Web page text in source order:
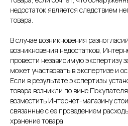
недостаток является следствием
товара.
В случае возникновения
возникновения недостатков,
провести независимую экспертизу
может участвовать в экспертизе и
Если в результате экспертизы
товара возникли по вине
возместить Интернет-магазину
связанные с ее проведением
хранение товара.